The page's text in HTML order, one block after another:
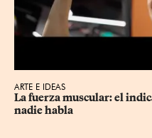
ARTE E IDEAS
La fuerza muscular: el
nadie habla